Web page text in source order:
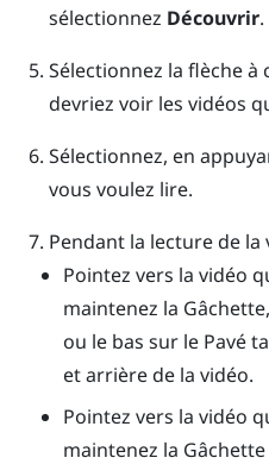
sélectionnez Découvrir.
Sélectionnez la flèche à
devriez voir les vidéos
Sélectionnez, en
vous voulez lire.
Pendant la lecture de la
Pointez vers la vidéo
maintenez la Gâchette
ou le bas sur le Pavé
et arrière de la vidéo.
Pointez vers la vidéo
maintenez la Gâchette